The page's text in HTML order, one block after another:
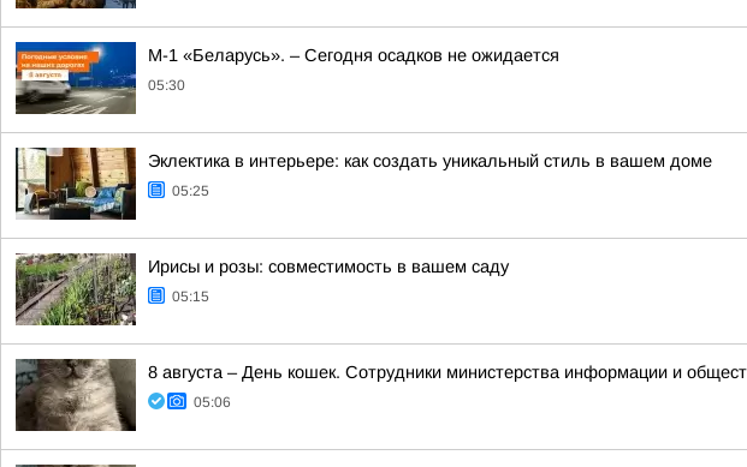
М-1 «Беларусь». – Сегодня осадков не ожидается
05:30
Эклектика в интерьере: как создать уникальный стиль в вашем доме
05:25
Ирисы и розы: совместимость в вашем саду
05:15
8 августа – День кошек. Сотрудники министерства информации и
05:06